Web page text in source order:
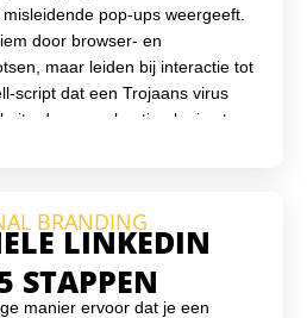
pop-ups weergeeft.
door browser- en
maar leiden bij interactie tot
script dat een Trojaans virus
door regelmatig plugins te
tool in te stellen en sterke
online bedreigingen.
BRANDING
LINKEDIN
STAPPEN
manier ervoor dat je een